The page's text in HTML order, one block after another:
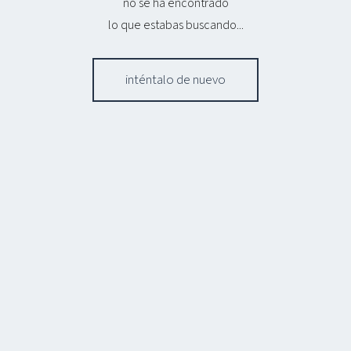
lo que estabas buscando...
inténtalo de nuevo